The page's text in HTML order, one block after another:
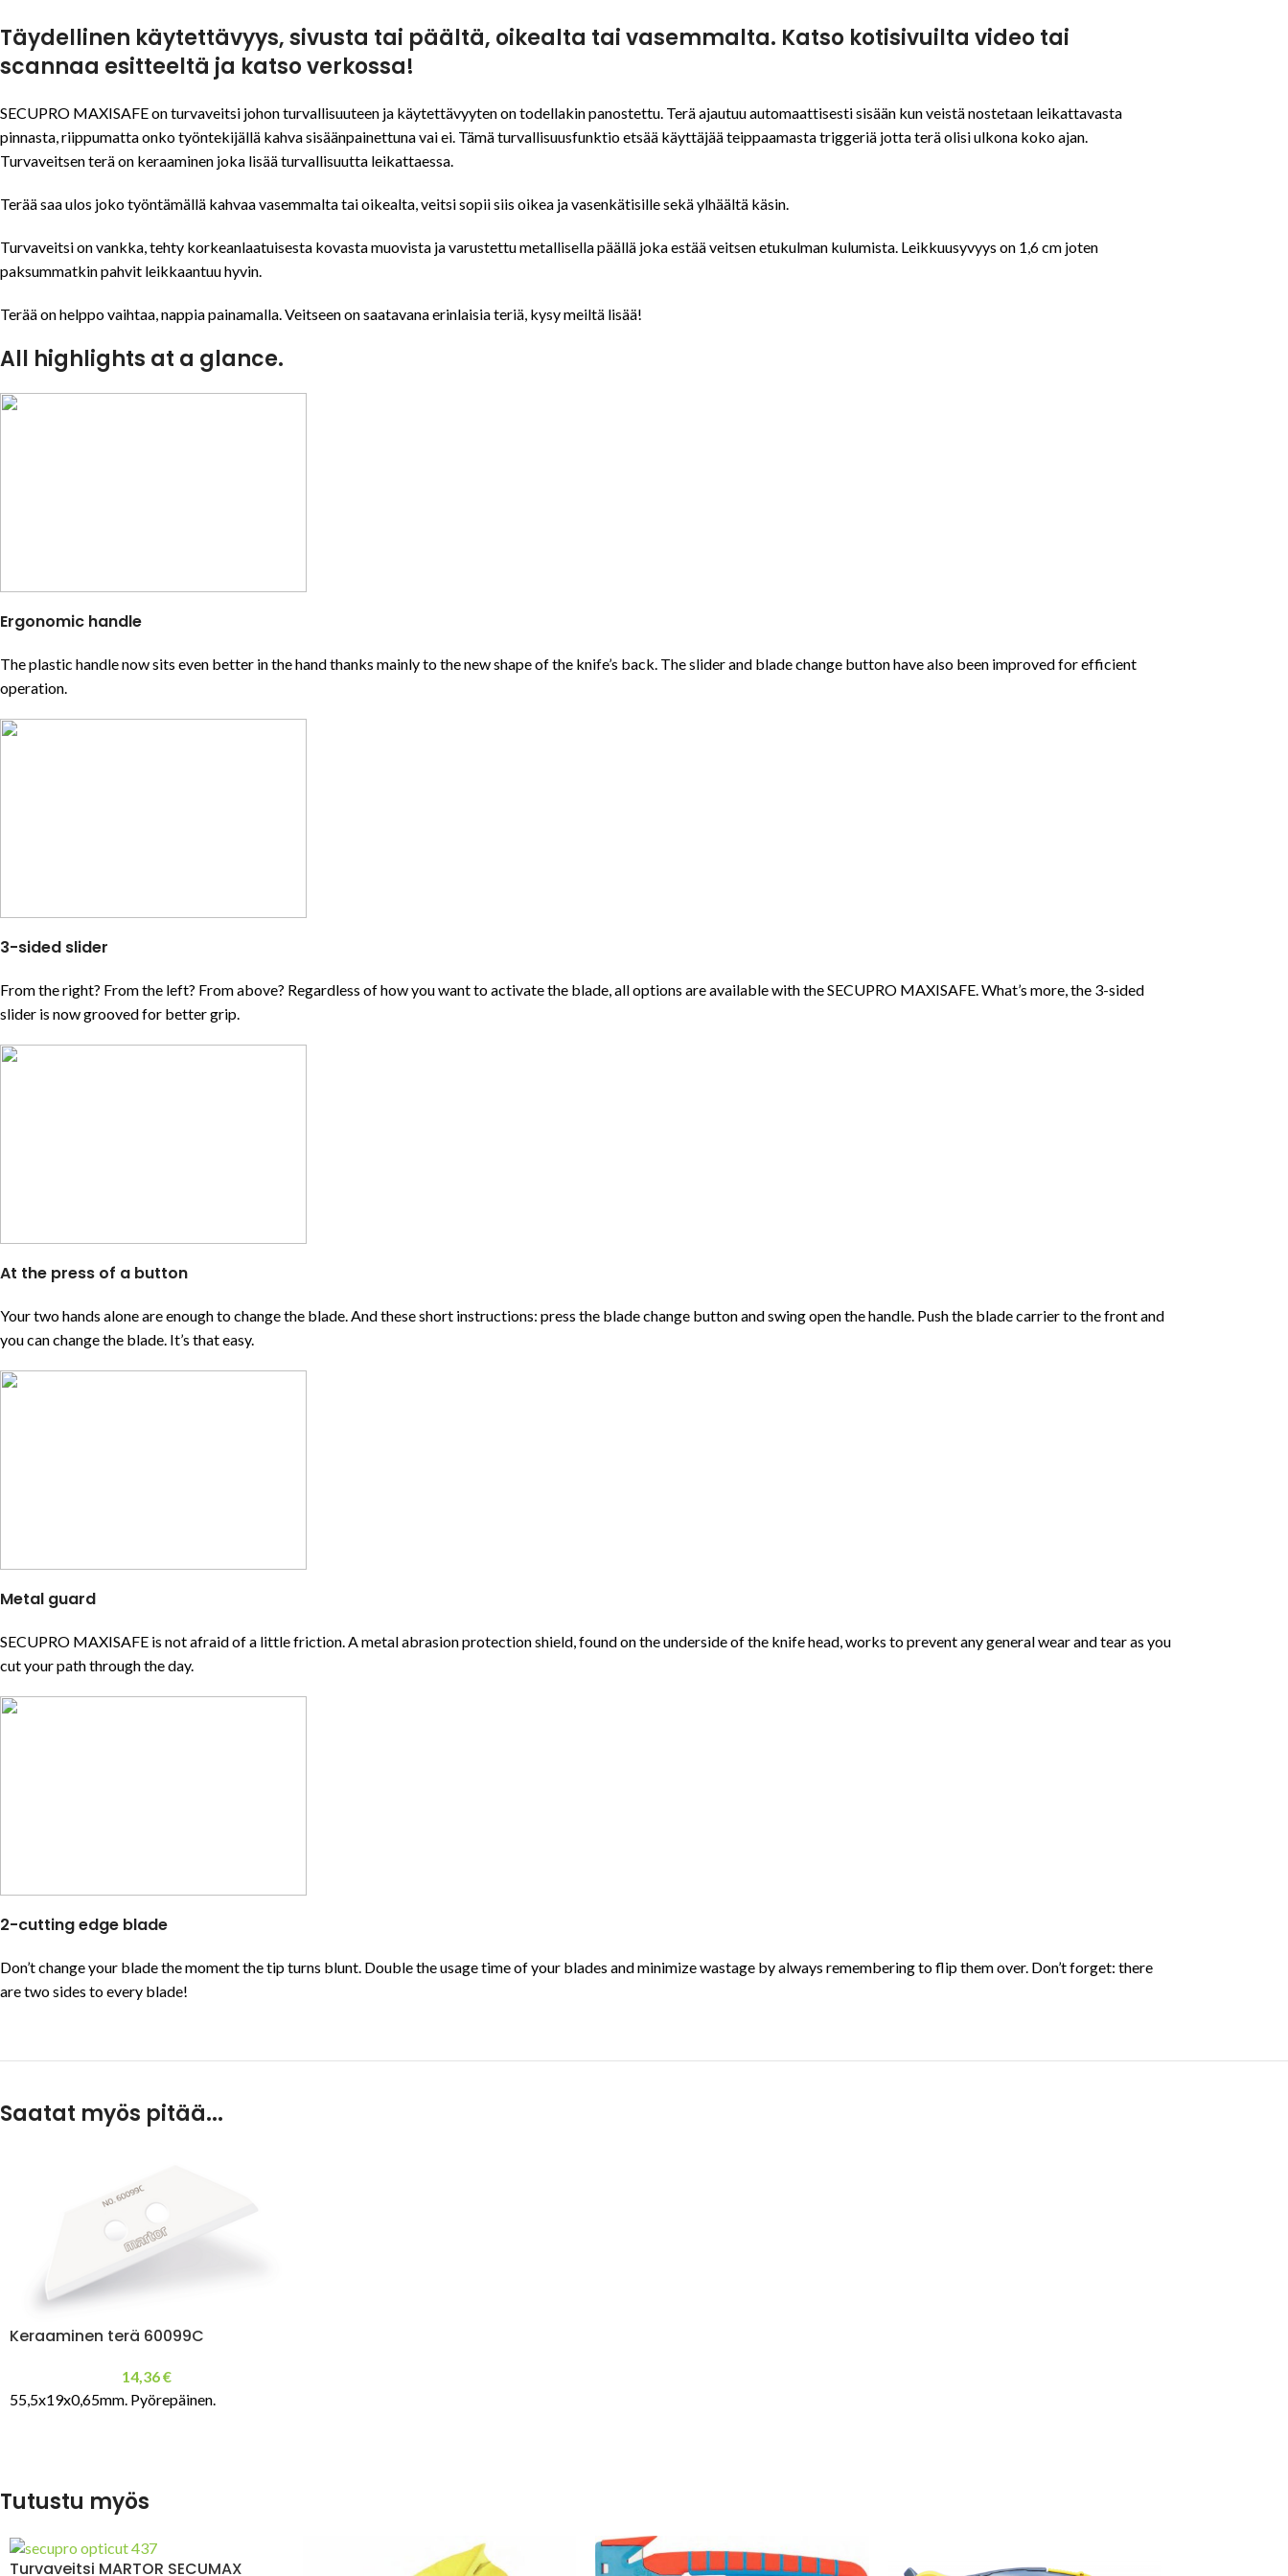
Täydellinen käytettävyys, sivusta tai päältä, oikealta tai vasemmalta. Katso kotisivuilta video tai
scannaa esitteeltä ja katso verkossa!
SECUPRO MAXISAFE on turvaveitsi johon turvallisuuteen ja käytettävyyten on todellakin panostettu. Terä ajautuu automaattisesti sisään kun veistä nostetaan leikattavasta
pinnasta, riippumatta onko työntekijällä kahva sisäänpainettuna vai ei. Tämä turvallisuusfunktio etsää käyttäjää teippaamasta triggeriä jotta terä olisi ulkona koko ajan.
Turvaveitsen terä on keraaminen joka lisää turvallisuutta leikattaessa.
Terää saa ulos joko työntämällä kahvaa vasemmalta tai oikealta, veitsi sopii siis oikea ja vasenkätisille sekä ylhäältä käsin.
Turvaveitsi on vankka, tehty korkeanlaatuisesta kovasta muovista ja varustettu metallisella päällä joka estää veitsen etukulman kulumista. Leikkuusyvyys on 1,6 cm joten
paksummatkin pahvit leikkaantuu hyvin.
Terää on helppo vaihtaa, nappia painamalla. Veitseen on saatavana erinlaisia teriä, kysy meiltä lisää!
All highlights at a glance.
Ergonomic handle
The plastic handle now sits even better in the hand thanks mainly to the new shape of the knife’s back. The slider and blade change button have also been improved for efficient
operation.
3-sided slider
From the right? From the left? From above? Regardless of how you want to activate the blade, all options are available with the SECUPRO MAXISAFE. What’s more, the 3-sided
slider is now grooved for better grip.
At the press of a button
Your two hands alone are enough to change the blade. And these short instructions: press the blade change button and swing open the handle. Push the blade carrier to the front and
you can change the blade. It’s that easy.
Metal guard
SECUPRO MAXISAFE is not afraid of a little friction. A metal abrasion protection shield, found on the underside of the knife head, works to prevent any general wear and tear as you
cut your path through the day.
2-cutting edge blade
Don’t change your blade the moment the tip turns blunt. Double the usage time of your blades and minimize wastage by always remembering to flip them over. Don’t forget: there
are two sides to every blade!
Saatat myös pitää...
Keraaminen terä 60099C
14,36€
55,5x19x0,65mm. Pyörepäinen.
Tutustu myös
Turvaveitsi MARTOR SECUMAX